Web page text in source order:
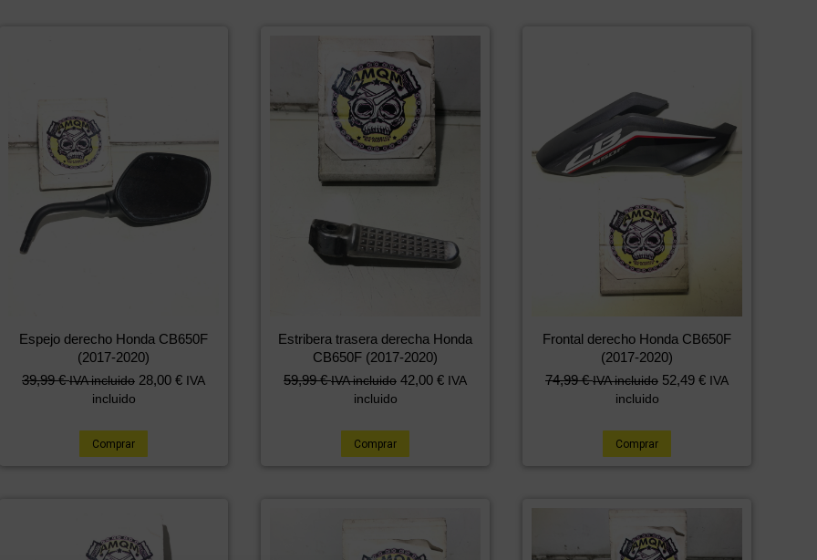
Espejo derecho Honda CB650F
(2017-2020)
39,99€ IVA incluido 28,00 € IVA
incluido
Comprar
Estribera trasera derecha Honda
CB650F (2017-2020)
59,99€ IVA incluido 42,00 € IVA
incluido
Comprar
Frontal derecho Honda CB650F
(2017-2020)
74,99€ IVA incluido 52,49 € IVA
incluido
Comprar